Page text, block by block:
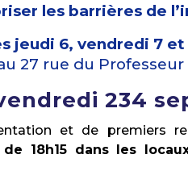
les barrières de
jeudi 6, vendredi 7
27 rue du
234
et de premiers
18h15 dans les locaux